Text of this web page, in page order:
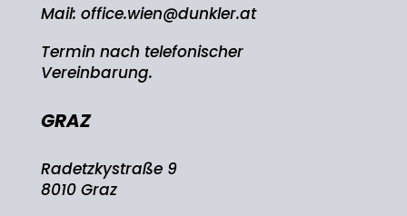
Mail: office.wien@dunkler.at
Termin nach telefonischer
Vereinbarung.
GRAZ
Radetzkystraße 9
8010 Graz